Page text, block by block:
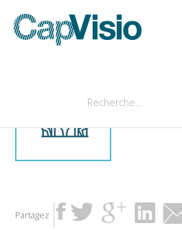
AG et comités
Partagez